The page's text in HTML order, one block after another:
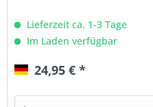
Lieferzeit ca. 1-3 Tage
Im Laden verfügbar
24,95 € *